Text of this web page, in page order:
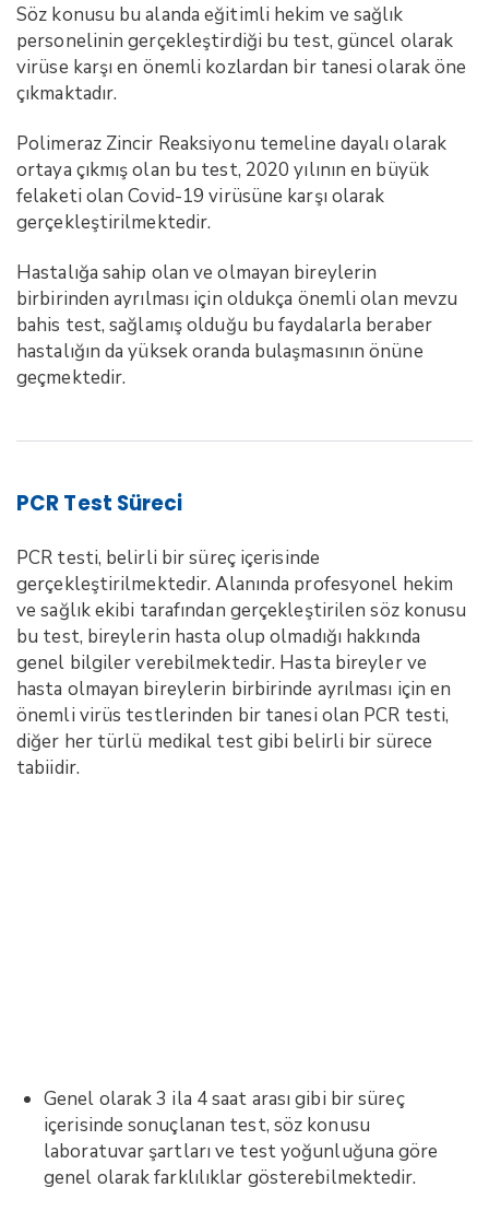
Söz konusu bu alanda eğitimli hekim ve sağlık
personelinin gerçekleştirdiği bu test, güncel olarak
virüse karşı en önemli kozlardan bir tanesi olarak öne
çıkmaktadır.
Polimeraz Zincir Reaksiyonu temeline dayalı olarak
ortaya çıkmış olan bu test, 2020 yılının en büyük
felaketi olan Covid-19 virüsüne karşı olarak
gerçekleştirilmektedir.
Hastalığa sahip olan ve olmayan bireylerin
birbirinden ayrılması için oldukça önemli olan mevzu
bahis test, sağlamış olduğu bu faydalarla beraber
hastalığın da yüksek oranda bulaşmasının önüne
geçmektedir.
PCR Test Süreci
PCR testi, belirli bir süreç içerisinde
gerçekleştirilmektedir. Alanında profesyonel hekim
ve sağlık ekibi tarafından gerçekleştirilen söz konusu
bu test, bireylerin hasta olup olmadığı hakkında
genel bilgiler verebilmektedir. Hasta bireyler ve
hasta olmayan bireylerin birbirinde ayrılması için en
önemli virüs testlerinden bir tanesi olan PCR testi,
diğer her türlü medikal test gibi belirli bir sürece
tabiidir.
Genel olarak 3 ila 4 saat arası gibi bir süreç
içerisinde sonuçlanan test, söz konusu
laboratuvar şartları ve test yoğunluğuna göre
genel olarak farklılıklar gösterebilmektedir.